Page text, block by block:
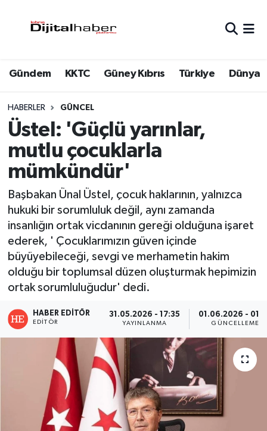
Gündem KKTC Güney Kıbrıs Türkiye Dünya
HABERLER GÜNCEL
Üstel: 'Güçlü yarınlar,
mutlu çocuklarla
mümkündür'
Başbakan Ünal Üstel, çocuk haklarının, yalnızca
hukuki bir sorumluluk değil, aynı zamanda
insanlığın ortak vicdanının gereği olduğuna işaret
ederek, ' Çocuklarımızın güven içinde
büyüyebileceği, sevgi ve merhametin hakim
olduğu bir toplumsal düzen oluşturmak hepimizin
ortak sorumluluğudur' dedi.
HABER EDITÖR
EDITÖR
31.05.2026 - 17:35
YAYINLANMA
01.06.2026 -
GÜNCELLEME
Trafik Durumu
Süper Lig Puan Durumu ve Fikstür
Tüm Manşetler
Son Dakika Haberleri
Haber Arşivi